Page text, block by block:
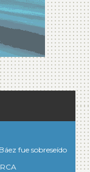
fue sobreseído